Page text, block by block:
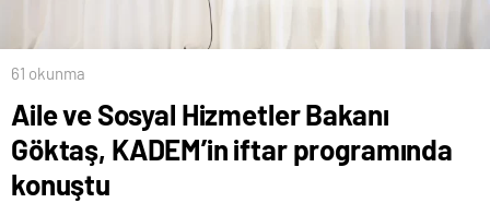
61 okunma
Aile ve Sosyal Hizmetler Bakanı
Göktaş, KADEM’in iftar programında
konuştu